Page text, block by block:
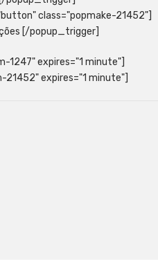
class="popmake-21452"]
[/popup_trigger]
1247" expires="1 minute"]
21452" expires="1 minute"]